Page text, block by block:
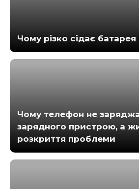
Чому різко сідає
Чому телефон не
зарядного пристрою, а
розкриття проблеми